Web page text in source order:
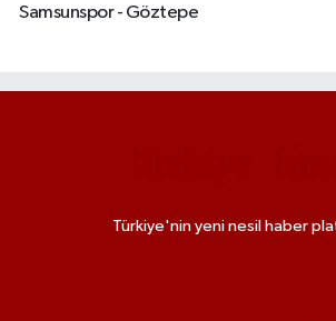
Samsunspor - Göztepe
Türkiye'nin yeni nesil haber